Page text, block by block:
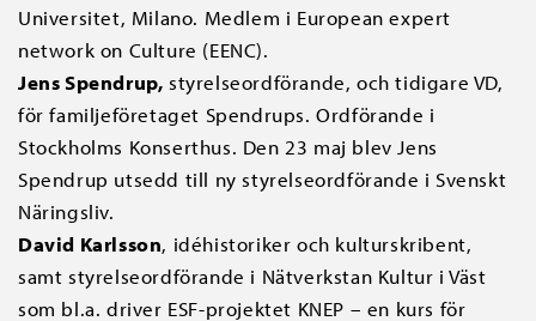
Universitet, Milano. Medlem i European expert
network on Culture (EENC).
Jens Spendrup, styrelseordförande, och tidigare VD,
för familjeföretaget Spendrups. Ordförande i
Stockholms Konserthus. Den 23 maj blev Jens
Spendrup utsedd till ny styrelseordförande i Svenskt
Näringsliv.
David Karlsson, idéhistoriker och kulturskribent,
samt styrelseordförande i Nätverkstan Kultur i Väst
som bl.a. driver ESF-projektet KNEP – en kurs för